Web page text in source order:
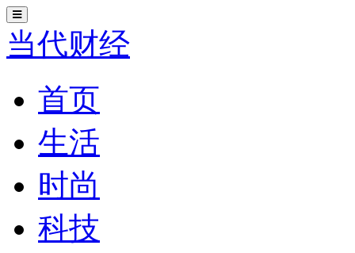
切
换
导
航
当代财经
首页
生活
时尚
科技